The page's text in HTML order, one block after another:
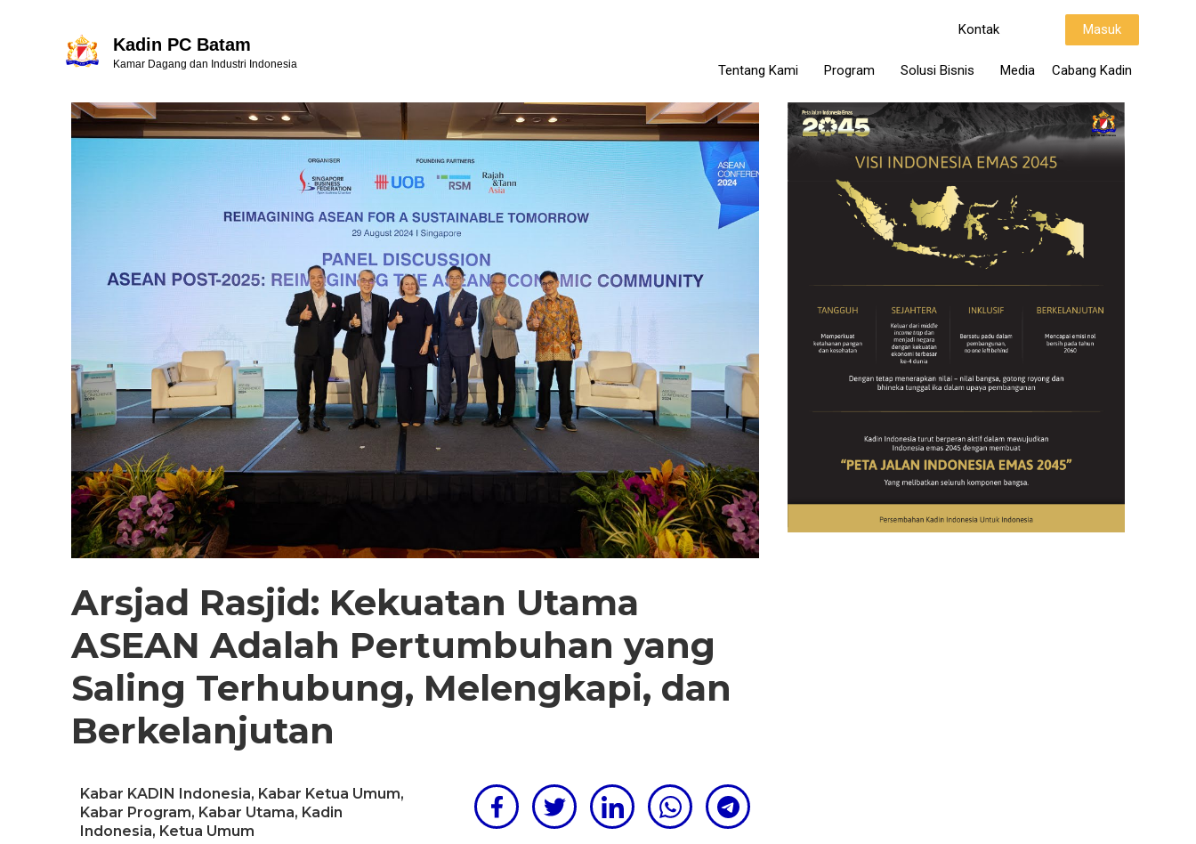
Kadin PC Batam
Kamar Dagang dan Industri Indonesia
Kontak Masuk
Tentang Kami Program Solusi Bisnis Media Cabang Kadin
Arsjad Rasjid: Kekuatan Utama
ASEAN Adalah Pertumbuhan yang
Saling Terhubung, Melengkapi, dan
Berkelanjutan
Kabar KADIN Indonesia, Kabar Ketua Umum,
Kabar Program, Kabar Utama, Kadin
Indonesia, Ketua Umum